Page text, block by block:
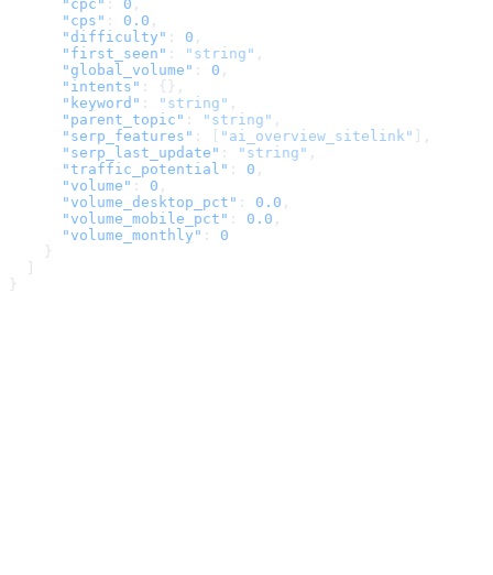
      "cpc"
: 0 ,
      "cps"
: 0.0 ,
      "difficulty"
: 0 ,
      "first_seen"
: "string" ,
      "global_volume"
: 0 ,
      "intents"
: {},
      "keyword"
: "string" ,
      "parent_topic"
: "string" ,
      "serp_features"
: [ "ai_overview_sitelink"
],
      "serp_last_update"
: "string" ,
      "traffic_potential"
: 0 ,
      "volume"
: 0 ,
      "volume_desktop_pct"
: 0.0 ,
      "volume_mobile_pct"
: 0.0 ,
      "volume_monthly"
: 0
    }
}